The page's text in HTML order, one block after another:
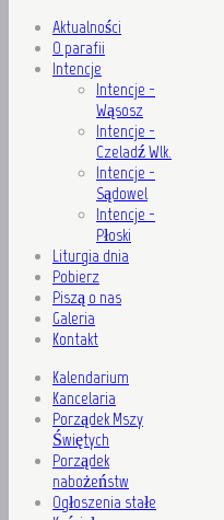
Aktualności
O parafii
Intencje
Intencje -
Wąsosz
Intencje -
Czeladź Wlk.
Intencje -
Sądowel
Intencje -
Płoski
Liturgia dnia
Pobierz
Piszą o nas
Galeria
Kontakt
Kalendarium
Kancelaria
Porządek Mszy
Świętych
Porządek
nabożeństw
Ogłoszenia stałe